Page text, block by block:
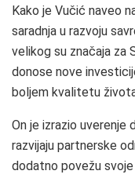
Kako je Vučić naveo
saradnja u razvoju
velikog su značaja za
donose nove
boljem kvalitetu
On je izrazio uverenje
razvijaju partnerske
dodatno povežu